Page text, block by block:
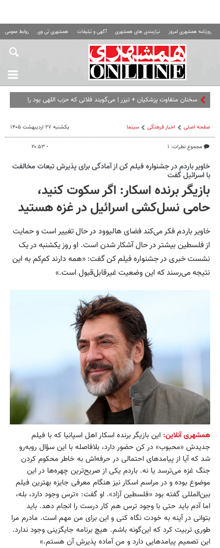
روزنامه همشهری امروز نیازمندی های همشهری آگهی و تبلیغات همشهری تی وی روابط عمومی
سخنان متفاوت پزشکیان + تیزر | می‌گویند فلانی که حزب اللهی بود را
صفحه اصلی اخبار فرهنگی سینما
مجموع نظرات: ۱
یکشنبه ۲۷ اردیبهشت ۱۴۰۵
- ۲۰:۵۳
خاویر باردم در جشنواره فیلم کن از آمادگی برای پذیرش تبعات مخالفت
با اسرائیل گفت
بازیگر برنده اسکار: اگر سکوت کنید،
حامی نسل‌کشی اسرائیل در غزه هستید
خاویر باردم فکر می‌کند فضای هالیوود در حال تغییر است و حمایت
از فلسطین بیشتر در حال آشکار شدن است. او روز یکشنبه در یک
نشست خبری در جشنواره فیلم کن گفت: «همه دارند کم‌کم به این
نتیجه می‌رسند که این وضعیت غیرقابل‌قبول است.»
همشهری آنلاین: این بازیگر برنده اسکار اهل اسپانیا که با فیلم
جدیدش «محبوب» در کن حضور دارد، بلافاصله با این سؤال روبه‌رو
شد که آیا از پیامدهای احتمالی در حرفه‌اش به خاطر محکوم کردن
جنگ غزه می‌ترسد یا نه. باردم یکی از صریح‌ترین چهره‌ها در این
موضوع بوده و در مراسم اسکار نیز هنگام معرفی جایزه بهترین فیلم
بین‌المللی گفته بود «فلسطین آزاد». او گفت: «ترس وجود دارد، بله،
اما آدم باید حتی با وجود ترس هم کار درست را انجام دهد. باید
بتوانی در آینه به خودت نگاه کنی و این برای من مهم است. مادرم مرا
طوری تربیت کرد که این‌گونه باشم. هیچ برنامه جایگزینی وجود ندارد.
این تصمیم پیامدهایی دارد و من آماده پذیرش آن هستم.»